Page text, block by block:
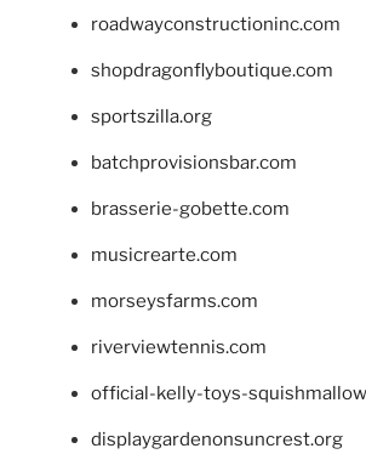
roadwayconstructioninc.com
shopdragonflyboutique.com
sportszilla.org
batchprovisionsbar.com
brasserie-gobette.com
musicrearte.com
morseysfarms.com
riverviewtennis.com
official-kelly-toys-
displaygardenonsuncrest.org